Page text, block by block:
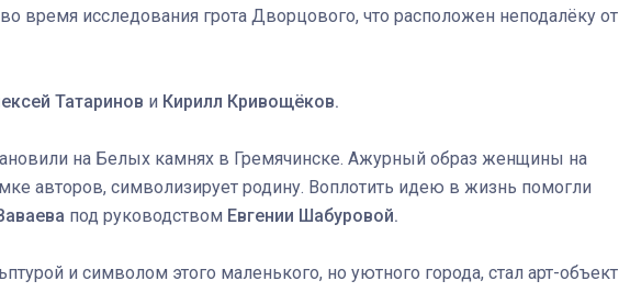
время исследования грота Дворцового, что расположен неподалёку от
Татаринов и Кирилл Кривощёков.
на Белых камнях в Гремячинске. Ажурный образ женщины на
авторов, символизирует родину. Воплотить идею в жизнь помогли
под руководством Евгении Шабуровой.
и символом этого маленького, но уютного города, стал арт-объект